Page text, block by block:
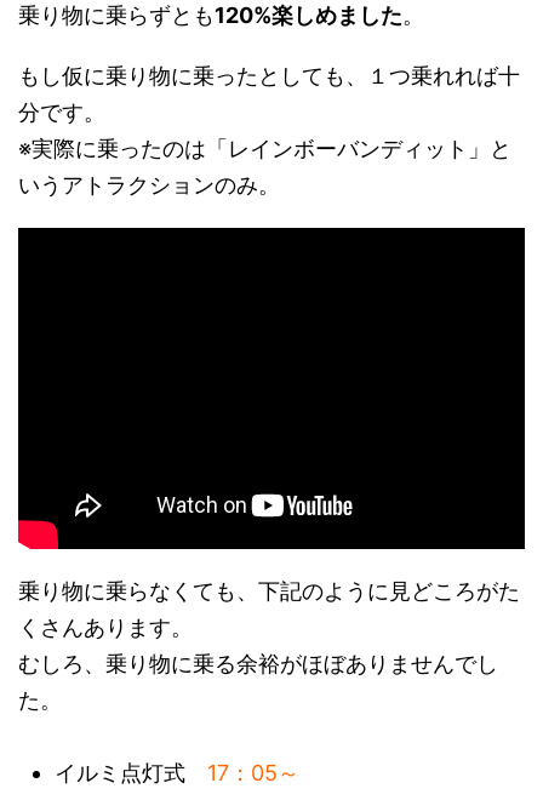
乗り物に乗らずとも120%楽しめました。
もし仮に乗り物に乗ったとしても、１つ乗れれば十
分です。
※実際に乗ったのは「レインボーバンディット」と
いうアトラクションのみ。
乗り物に乗らなくても、下記のように見どころがた
くさんあります。
むしろ、乗り物に乗る余裕がほぼありませんでし
た。
イルミ点灯式 17：05～